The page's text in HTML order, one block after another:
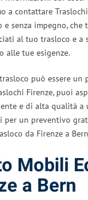
a contattare
senza impegno, che
al tuo trasloco e a
alle tue esigenze.
può essere un
Firenze, puoi
e di alta qualità a
per un preventivo
da Firenze a
Mobili
a Bern